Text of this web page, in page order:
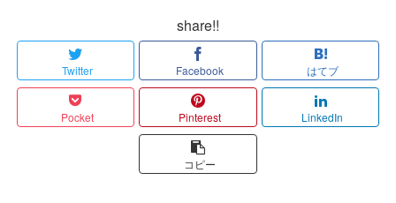
share!!
Twitter Facebook はてブ
Pocket Pinterest LinkedIn
コピー